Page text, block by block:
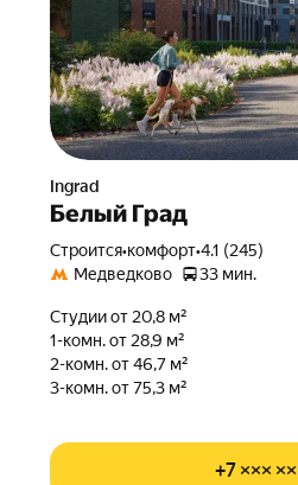
Ingrad
Белый Град
Строится•комфорт•4.1 (245)
Медведково
33 мин.
Студии от 20,8 м²
1-комн. от 28,9 м²
2-комн. от 46,7 м²
3-комн. от 75,3 м²
+7 ×××